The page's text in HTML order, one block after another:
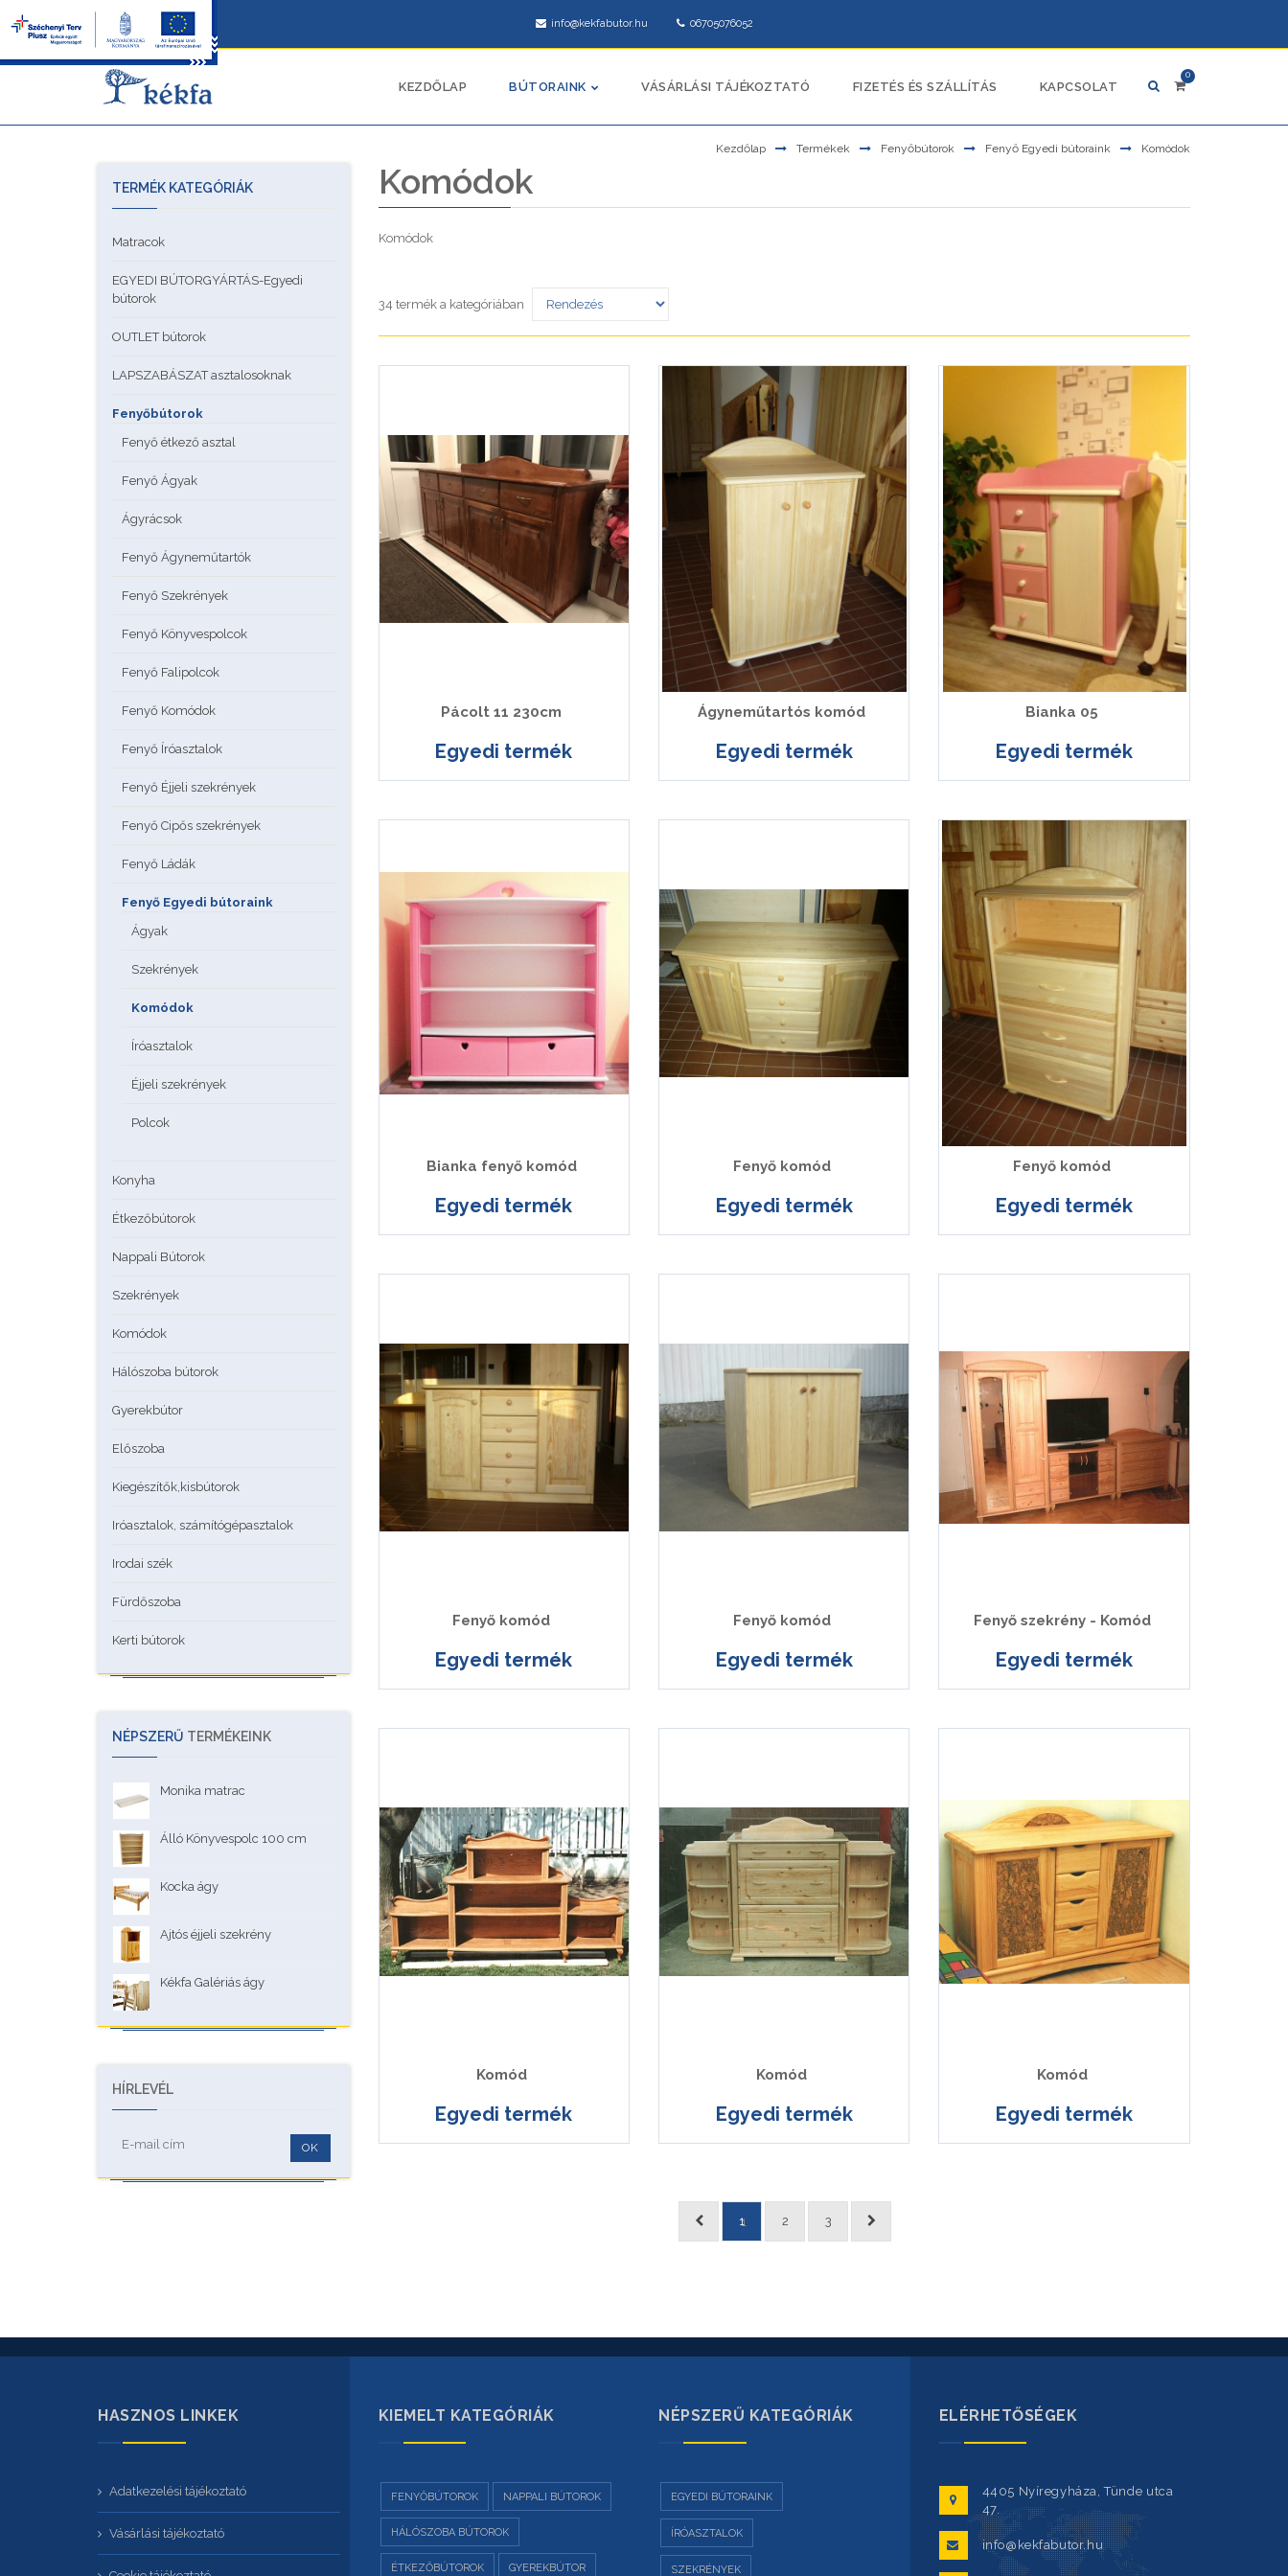
info@kekfabutor.hu 06705076052
KEZDŐLAP BÚTORAINK VÁSÁRLÁSI TÁJÉKOZTATÓ FIZETÉS ÉS SZÁLLÍTÁS KAPCSOLAT
0
Kezdőlap Termékek Fenyőbútorok Fenyő Egyedi bútoraink Komódok
Komódok
Komódok
34 termék a kategóriában
Pácolt 11 230cm
Egyedi termék
Ágyneműtartós komód
Egyedi termék
Bianka 05
Egyedi termék
Bianka fenyő komód
Egyedi termék
Fenyő komód
Egyedi termék
Fenyő komód
Egyedi termék
Fenyő komód
Egyedi termék
Fenyő komód
Egyedi termék
Fenyő szekrény - Komód
Egyedi termék
Komód
Egyedi termék
Komód
Egyedi termék
Komód
Egyedi termék
1 2 3
TERMÉK KATEGÓRIÁK
Matracok
EGYEDI BÚTORGYÁRTÁS-Egyedi
bútorok
OUTLET bútorok
LAPSZABÁSZAT asztalosoknak
Fenyőbútorok
Fenyő étkező asztal
Fenyő Ágyak
Ágyrácsok
Fenyő Ágyneműtartók
Fenyő Szekrények
Fenyő Könyvespolcok
Fenyő Falipolcok
Fenyő Komódok
Fenyő Íróasztalok
Fenyő Éjjeli szekrények
Fenyő Cipős szekrények
Fenyő Ládák
Fenyő Egyedi bútoraink
Ágyak
Szekrények
Komódok
Íróasztalok
Éjjeli szekrények
Polcok
Konyha
Étkezőbútorok
Nappali Bútorok
Szekrények
Komódok
Hálószoba bútorok
Gyerekbútor
Előszoba
Kiegészítők,kisbútorok
Iróasztalok, számítógépasztalok
Irodai szék
Fürdőszoba
Kerti bútorok
NÉPSZERŰ TERMÉKEINK
Monika matrac
Álló Könyvespolc 100 cm
Kocka ágy
Ajtós éjjeli szekrény
Kékfa Galériás ágy
HÍRLEVÉL
OK
HASZNOS LINKEK
Adatkezelési tájékoztató
Vásárlási tájékoztató
KIEMELT KATEGÓRIÁK
FENYŐBÚTOROK NAPPALI BÚTOROK
HÁLÓSZOBA BÚTOROK
ÉTKEZŐBÚTOROK GYEREKBÚTOR
NÉPSZERŰ KATEGÓRIÁK
EGYEDI BÚTORAINK
ÍRÓASZTALOK
SZEKRÉNYEK
ELÉRHETŐSÉGEK
4405 Nyíregyháza, Tünde utca
47.
info@kekfabutor.hu